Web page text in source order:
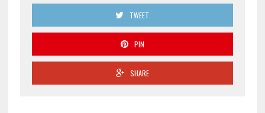
TWEET
PIN
SHARE